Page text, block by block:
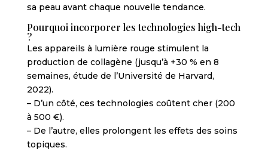
sa peau avant chaque nouvelle tendance.
Pourquoi incorporer les technologies high-tech
?
Les appareils à lumière rouge stimulent la
production de collagène (jusqu’à +30 % en 8
semaines, étude de l’Université de Harvard,
2022).
– D’un côté, ces technologies coûtent cher (200
à 500 €).
– De l’autre, elles prolongent les effets des soins
topiques.